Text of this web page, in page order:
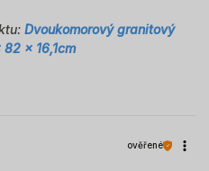
Dvoukomorový granitový
82 x 16,1cm
ověřené